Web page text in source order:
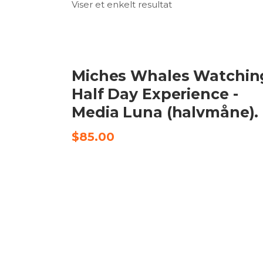
Viser et enkelt resultat
Miches Whales
Half Day Experience -
Media Luna (halvmåne).
$85.00